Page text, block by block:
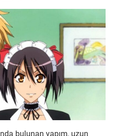
bulunan yapım, uzun